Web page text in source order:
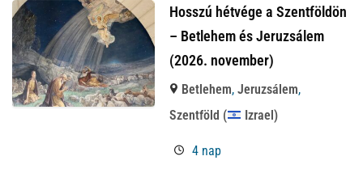
Hosszú hétvége a Szentföldön
– Betlehem és Jeruzsálem
(2026. november)
Betlehem, Jeruzsálem,
Szentföld (
Izrael)
4 nap